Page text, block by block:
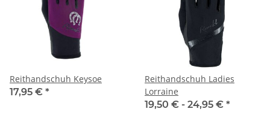
Reithandschuh Keysoe
17,95 € *
Reithandschuh Ladies
Lorraine
19,50 € - 24,95 € *